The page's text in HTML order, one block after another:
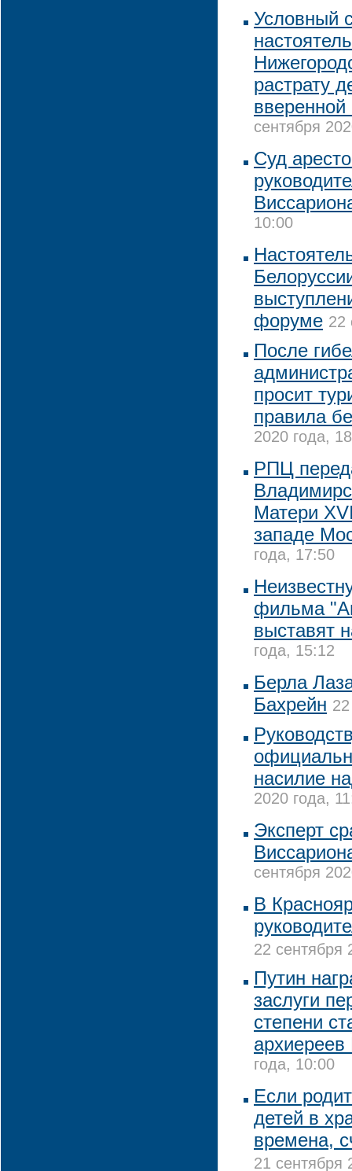
Условный
растрату
сентября
Суд
10:00
форуме 22
После
просит
правила
2020 года,
РПЦ
Матери
западе
года, 17:50
фильма
выставят
года, 15:12
Берла
Бахрейн
насилие
2020 года,
Эксперт
сентября
В
22 сентября
Путин
заслуги
степени
года, 10:00
Если
детей в
времена,
21 сентября